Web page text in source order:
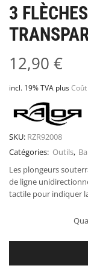
3
12,90 €
incl. 19% TVA plus
SKU: RZR92008
Catégories: Outils,
Les plongeurs
de ligne
tactile pour indiquer